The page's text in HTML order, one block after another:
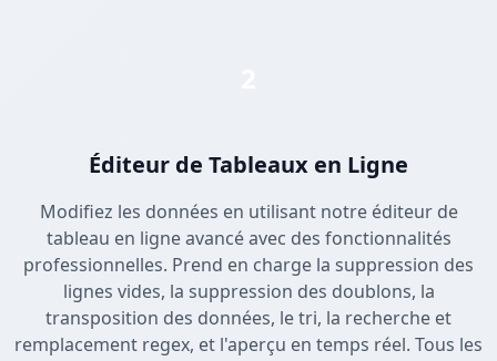
Éditeur de Tableaux en Ligne
Modifiez les données en utilisant notre éditeur de
tableau en ligne avancé avec des fonctionnalités
professionnelles. Prend en charge la suppression des
lignes vides, la suppression des doublons, la
transposition des données, le tri, la recherche et
remplacement regex, et l'aperçu en temps réel. Tous les